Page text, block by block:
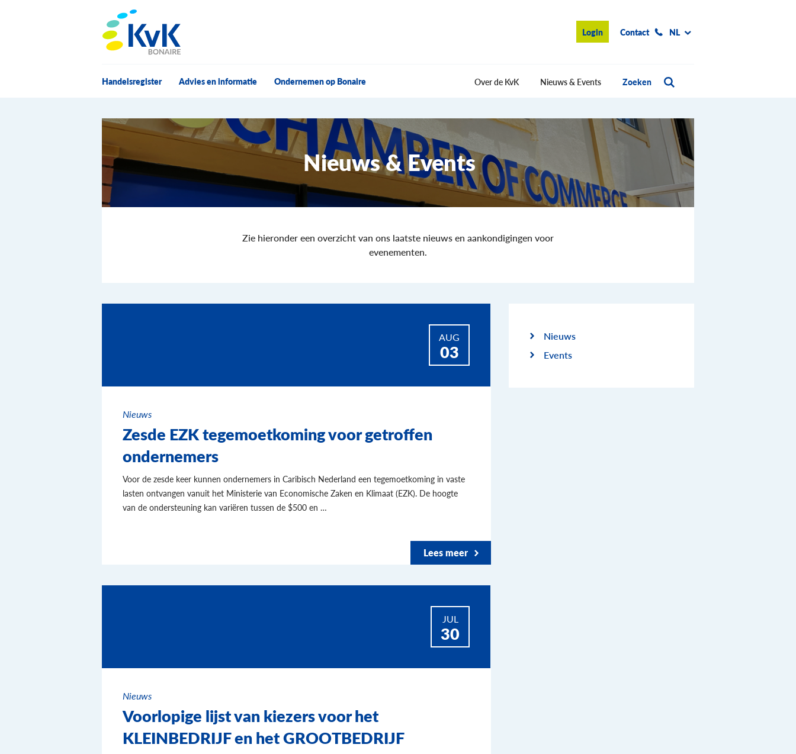
Login Contact NL
Handelsregister Advies en informatie Ondernemen op Bonaire Over de KvK Nieuws & Events Zoeken
Nieuws & Events
Zie hieronder een overzicht van ons laatste nieuws en aankondigingen voor
evenementen.
AUG
03
Nieuws
Zesde EZK tegemoetkoming voor getroffen
ondernemers
Voor de zesde keer kunnen ondernemers in Caribisch Nederland een tegemoetkoming in vaste
lasten ontvangen vanuit het Ministerie van Economische Zaken en Klimaat (EZK). De hoogte
van de ondersteuning kan variëren tussen de $500 en …
Lees meer
JUL
30
Nieuws
Voorlopige lijst van kiezers voor het
KLEINBEDRIJF en het GROOTBEDRIJF
Nieuws
Events